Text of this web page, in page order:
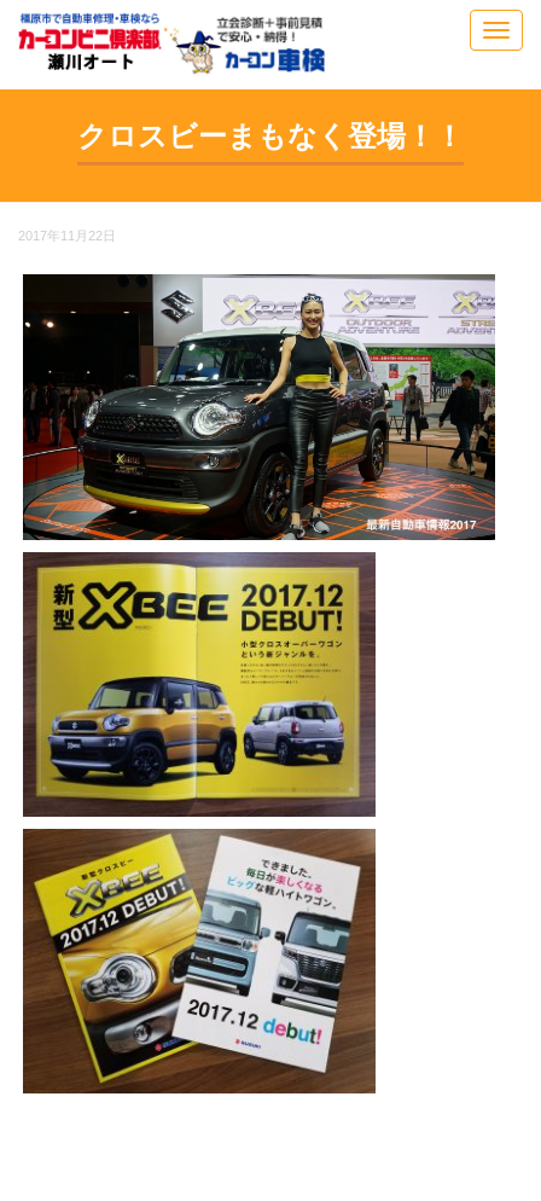
クロスビーまもなく登場！！
2017年11月22日